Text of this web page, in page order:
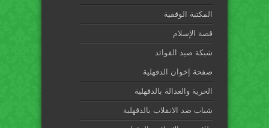
المكتبة الوقفية
قصة الإسلام
شبكة صيد الفوائد
صفحة إخوان الدقهلية
الحرية والعدالة بالدقهلية
شباب ضد الانقلاب بالدقهلية